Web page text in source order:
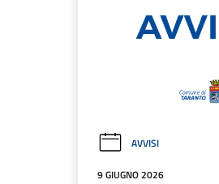
AVVISI
9 GIUGNO 2026